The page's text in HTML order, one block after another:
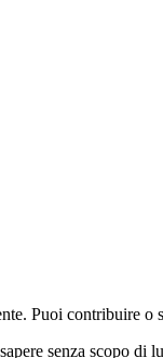
Puoi contribuire o
senza scopo